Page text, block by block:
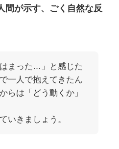
間が示す、ごく自然な反
はまった…」と感じた
一人で抱えてきたん
らは「どう動くか」
いきましょう。